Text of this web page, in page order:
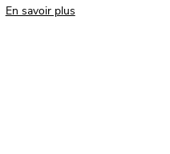
En savoir plus